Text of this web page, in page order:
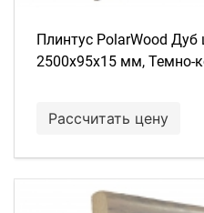
Плинтус PolarWood
2500х95х15 мм, Темно-
Рассчитать цену